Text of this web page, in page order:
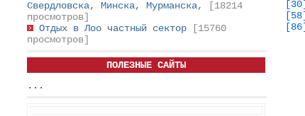
Свердловска, Минска, Мурманска,
[18214
просмотров]
Отдых в Лоо частный сектор
[15760
просмотров]
ПОЛЕЗНЫЕ САЙТЫ
...
[30]
[58]
[86]